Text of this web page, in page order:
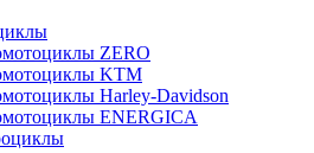
ZERO
KTM
Harley-Davidson
ENERGICA